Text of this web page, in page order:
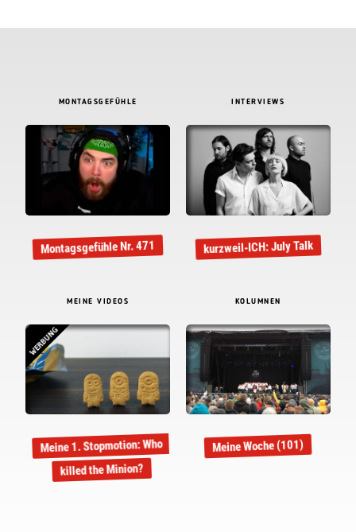
MONTAGSGEFÜHLE
Montagsgefühle Nr. 471
INTERVIEWS
kurzweil-ICH: July Talk
MEINE VIDEOS
WERBUNG
Meine 1. Stopmotion: Who
killed the Minion?
KOLUMNEN
Meine Woche (101)